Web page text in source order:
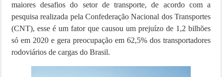
maiores desafios do setor de transporte, de acordo com a
pesquisa realizada pela Confederação Nacional dos Transportes
(CNT), esse é um fator que causou um prejuízo de 1,2 bilhões
só em 2020 e gera preocupação em 62,5% dos transportadores
rodoviários de cargas do Brasil.